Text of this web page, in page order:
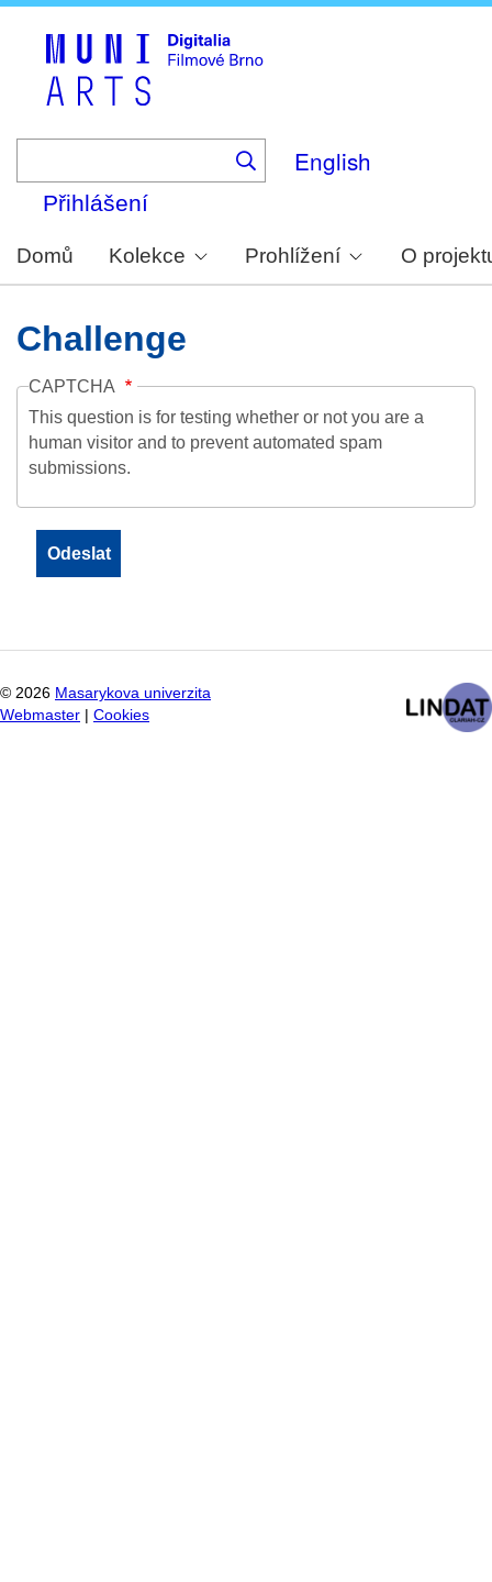
English
Přihlášení
Domů Kolekce Prohlížení O
Challenge
CAPTCHA
This question is for testing whether or not you are a
human visitor and to prevent automated spam
submissions.
© 2026 Masarykova univerzita
Webmaster
Cookies